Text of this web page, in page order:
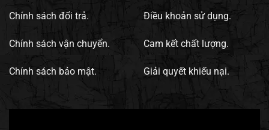
Chính sách đổi trả.
Chính sách vận chuyển.
Chính sách bảo mật.
Điều khoản sử dụng.
Cam kết chất lượng.
Giải quyết khiếu nại.